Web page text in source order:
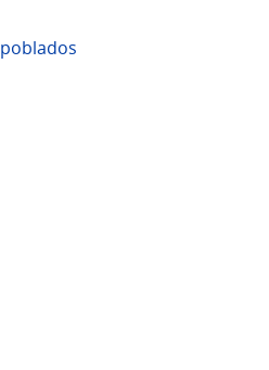
poblados